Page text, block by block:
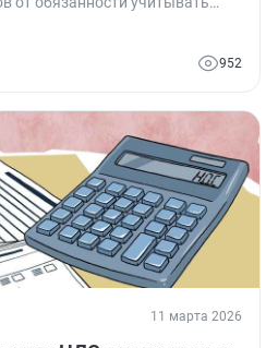
учет обеспечительного
и финансовой аренде. А еще952
11 марта 2026